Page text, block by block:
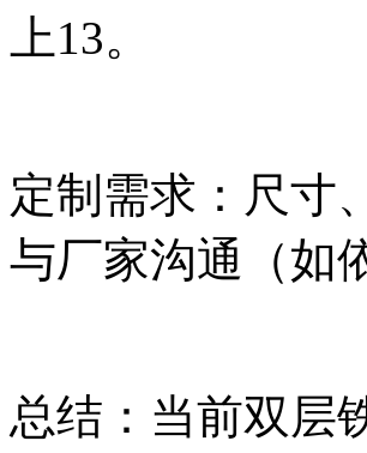
上13。
定制需求：尺寸
与厂家沟通（如
总结：当前双层